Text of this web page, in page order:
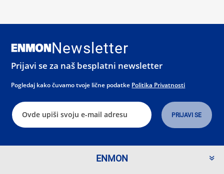
Newsletter
Prijavi se za naš besplatni newsletter
Pogledaj kako čuvamo tvoje lične podatke Politika Privatnosti
ENMON